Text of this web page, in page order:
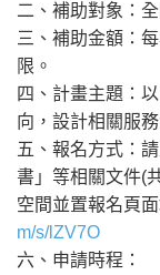
二、補助對象：
三、補助金額：
限。
四、計畫主題：
向，設計相關服
五、報名方式：
書」等相關文件(
空間並置報名頁
m/s/lZV7O
六、申請時程：